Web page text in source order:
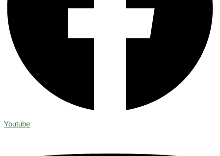
Youtube